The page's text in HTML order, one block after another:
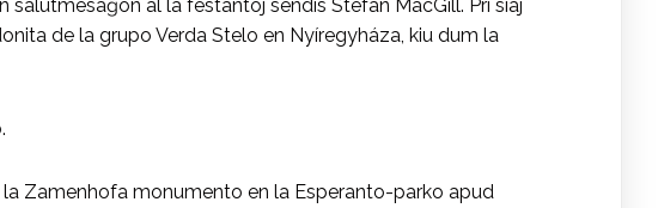
salutmesaĝon al la festantoj sendis Stefan MacGill. Pri siaj
de la grupo Verda Stelo en Nyíregyháza, kiu dum la
Zamenhofa monumento en la Esperanto-parko apud